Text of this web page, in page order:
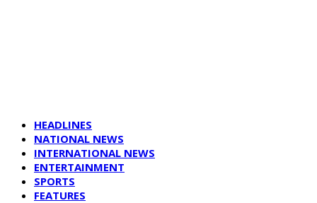
HEADLINES
NATIONAL NEWS
INTERNATIONAL NEWS
ENTERTAINMENT
SPORTS
FEATURES